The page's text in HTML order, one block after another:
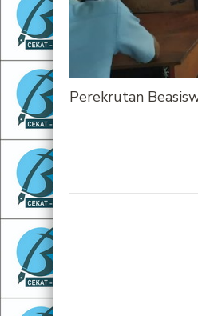
Perekrutan